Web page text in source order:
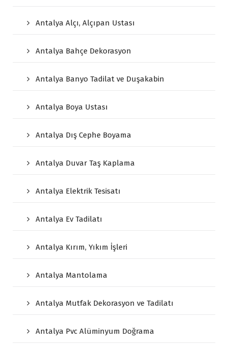
Antalya Alçı, Alçıpan Ustası
Antalya Bahçe Dekorasyon
Antalya Banyo Tadilat ve Duşakabin
Antalya Boya Ustası
Antalya Dış Cephe Boyama
Antalya Duvar Taş Kaplama
Antalya Elektrik Tesisatı
Antalya Ev Tadilatı
Antalya Kırım, Yıkım İşleri
Antalya Mantolama
Antalya Mutfak Dekorasyon ve Tadilatı
Antalya Pvc Alüminyum Doğrama